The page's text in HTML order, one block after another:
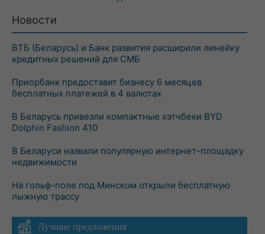
Новости
ВТБ (Беларусь) и Банк развития расширили линейку
кредитных решений для СМБ
Приорбанк предоставит бизнесу 6 месяцев
бесплатных платежей в 4 валютах
В Беларусь привезли компактные хэтчбеки BYD
Dolphin Fashion 410
В Беларуси назвали популярную интернет-площадку
недвижимости
На гольф-поле под Минском открыли бесплатную
лыжную трассу
Лучшие предложения